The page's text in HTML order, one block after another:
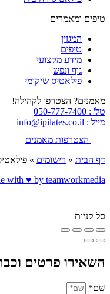
טיפים ומאמרים
המגזין
טיפים
מידע מקצועי
גוף ונפש
פילאטיס שיקומי
מאמנים? הצטרפו לקהילה!
טל' : 050-777-7400
מייל : info@ipilates.co.il
הצטרפות מאמנים
דף הבית » רישומים »
with ♥️ by teamworkmedia
סל קניות
השאירו פרטים
שם*